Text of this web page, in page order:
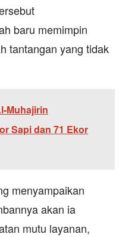
baru memimpin
tantangan yang tidak
Muhajirin
Sapi dan 71 Ekor
menyampaikan
akan ia
mutu layanan,